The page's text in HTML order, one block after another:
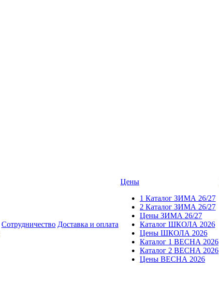
Сотрудничество Доставка и оплата
Цены
1 Каталог ЗИМА 26/27
2 Каталог ЗИМА 26/27
Цены ЗИМА 26/27
Каталог ШКОЛА 2026
Цены ШКОЛА 2026
Каталог 1 ВЕСНА 2026
Каталог 2 ВЕСНА 2026
Цены ВЕСНА 2026